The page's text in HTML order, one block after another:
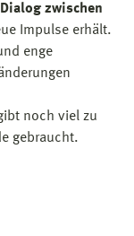
Dialog zwischen
Impulse erhält.
enge
noch viel zu
gebraucht.